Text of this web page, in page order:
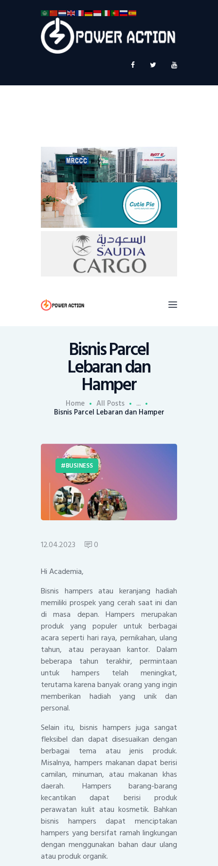
Bisnis Parcel
Lebaran dan
Hamper
Home All Posts ...
Bisnis Parcel Lebaran dan Hamper
Service Plus
BUSINESS
12.04.2023 0
Hi Academia,
Bisnis hampers atau keranjang hadiah
memiliki prospek yang cerah saat ini dan
di masa depan. Hampers merupakan
produk yang populer untuk berbagai
acara seperti hari raya, pernikahan, ulang
tahun, atau perayaan kantor. Dalam
beberapa tahun terakhir, permintaan
untuk hampers telah meningkat,
terutama karena banyak orang yang ingin
memberikan hadiah yang unik dan
personal.
Selain itu, bisnis hampers juga sangat
fleksibel dan dapat disesuaikan dengan
berbagai tema atau jenis produk.
Misalnya, hampers makanan dapat berisi
camilan, minuman, atau makanan khas
daerah. Hampers barang-barang
kecantikan dapat berisi produk
perawatan kulit atau kosmetik. Bahkan
bisnis hampers dapat menciptakan
hampers yang bersifat ramah lingkungan
dengan menggunakan bahan daur ulang
atau produk organik.